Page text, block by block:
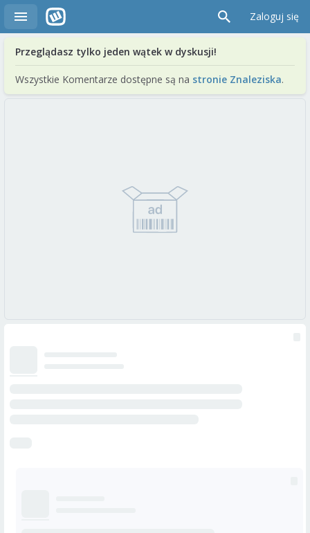
Zaloguj się
Przeglądasz tylko jeden wątek w dyskusji!
Wszystkie Komentarze dostępne są na stronie Znaleziska.